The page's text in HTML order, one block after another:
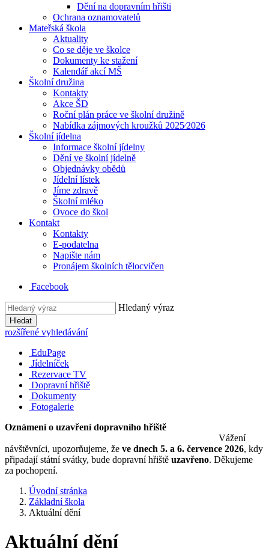
Dění na dopravním hřišti
Ochrana oznamovatelů
Mateřská škola
Aktuality
Co se děje ve školce
Dokumenty ke stažení
Kalendář akcí MŠ
Školní družina
Kontakty
Akce ŠD
Roční plán práce ve školní družině
Nabídka zájmových kroužků 2025⁄2026
Školní jídelna
Informace školní jídelny
Dění ve školní jídelně
Objednávky obědů
Jídelní lístek
Jíme zdravě
Školní mléko
Ovoce do škol
Kontakt
Kontakty
E-podatelna
Napište nám
Pronájem školních tělocvičen
Facebook
Hledaný výraz
Hledat
rozšířené vyhledávání
EduPage
Jídelníček
Rezervace TV
Dopravní hřiště
Dokumenty
Fotogalerie
Oznámení o uzavření dopravního hřiště
Vážení
návštěvníci, upozorňujeme, že ve dnech 5. a 6. července 2026, kdy
připadají státní svátky, bude dopravní hřiště uzavřeno. Děkujeme
za pochopení.
Úvodní stránka
Základní škola
Aktuální dění
Aktuální dění